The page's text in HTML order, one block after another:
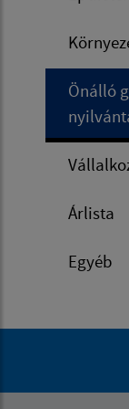
Önálló
Árlista
Egyéb